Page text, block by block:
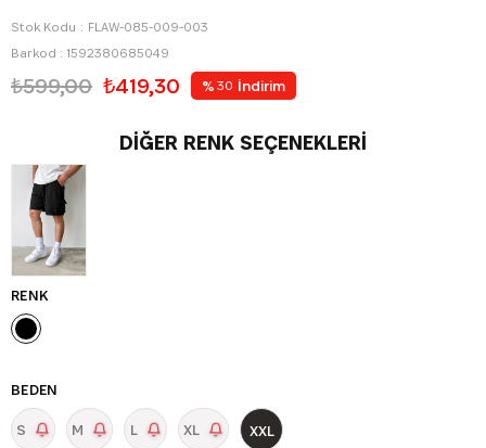
Stok Kodu
FLAW-085-009-003
Barkod : 1592380685049
₺599,00 ₺419,30 % 30 İndirim
DIĞER RENK SEÇENEKLERI
RENK
BEDEN
S M L XL XXL